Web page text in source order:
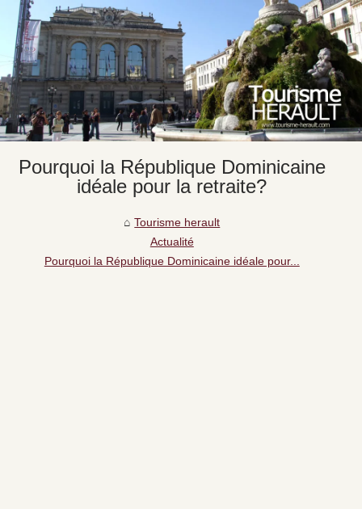
Pourquoi la République Dominicaine
idéale pour la retraite?
Tourisme herault
Actualité
Pourquoi la République Dominicaine idéale pour...